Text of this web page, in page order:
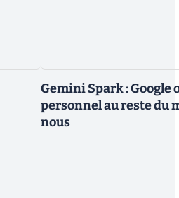
Gemini Spark : Google
personnel au reste du
nous